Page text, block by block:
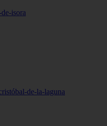
isora
de-la-laguna